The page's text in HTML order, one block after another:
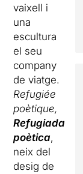
vaixell i
una
escultura
el seu
company
de viatge.
Refugiée
poètique,
Refugiada
poètica,
neix del
desig de